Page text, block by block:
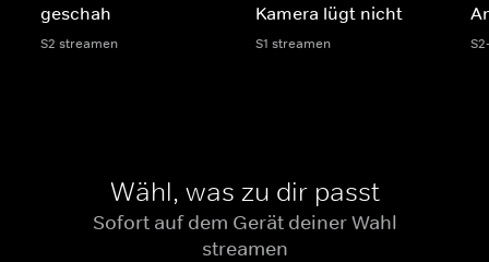
geschah
S2 streamen
Kamera lügt nicht
S1 streamen
Wähl, was zu dir passt
Sofort auf dem Gerät deiner Wahl
streamen